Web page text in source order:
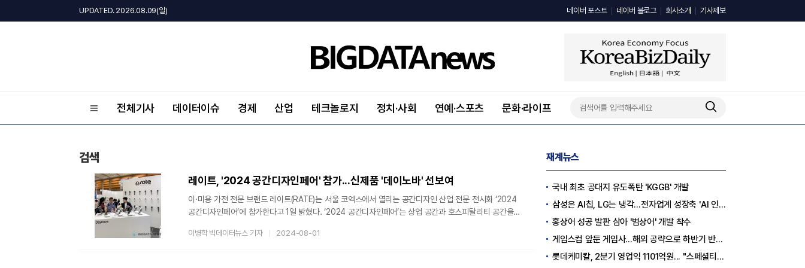
UPDATED. 2026.08.09(일) 네이버 포스트 네이버 블로그 회사소개 기사제보
전체기사 데이터이슈 경제 산업 테크놀로지 정치·사회 연예·스포츠 문화·라이프
검색
레이트, '2024 공간디자인페어' 참가...신제품 '데이노바' 선보여
이·미용 가전 전문 브랜드 레이트(RATE)는 서울 코엑스에서 열리는 공간디자인 산업 전문 전시회 ‘2024
공간디자인페어’에 참가한다고 1일 밝혔다. ‘2024 공간디자인페어’는 상업 공간과 호스피탈리티 공간을
3일까지 진행된다.레이트는 헤어드라이어, 판고데기, 봉고데기, 속눈썹고데기, 펫 드라이기 등 이·미용 가전을
이병학 빅데이터뉴스 기자 2024-08-01
재계뉴스
국내 최초 공대지 유도폭탄 'KGGB' 개발
삼성은 AI칩, LG는 냉각…전자업계 성장축 'AI 인프라'로 이동
홍상어 성공 발판 삼아 '범상어' 개발 착수
게임스컴 앞둔 게임사…해외 공략으로 하반기 반등 꾀한다
롯데케미칼, 2분기 영업익 1101억원... "스페셜티 전환 가속"